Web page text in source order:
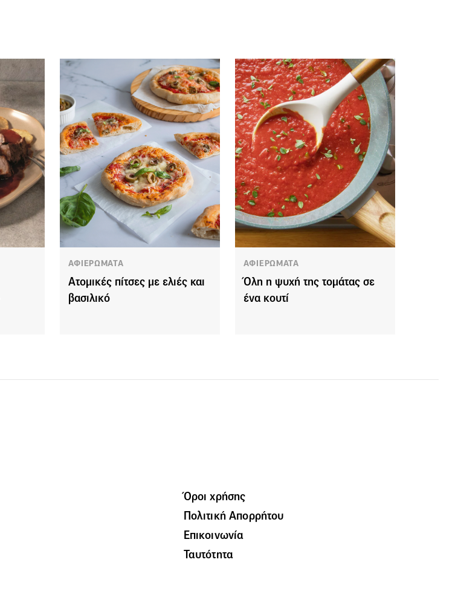
ΑΦΙΕΡΩΜΑΤΑ
Ατομικές πίτσες με ελιές και
βασιλικό
ΑΦΙΕΡΩΜΑΤΑ
Όλη η ψυχή της τομάτας σε
ένα κουτί
Όροι χρήσης
Πολιτική Απορρήτου
Επικοινωνία
Ταυτότητα